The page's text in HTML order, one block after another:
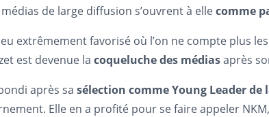
de large diffusion s’ouvrent à ellecomme
extrêmement favorisé où l’on ne compte plus
est devenue la coqueluche des médiasaprès
après sa sélection comme Young Leaderde
Elle en a profité pour se faire appeler